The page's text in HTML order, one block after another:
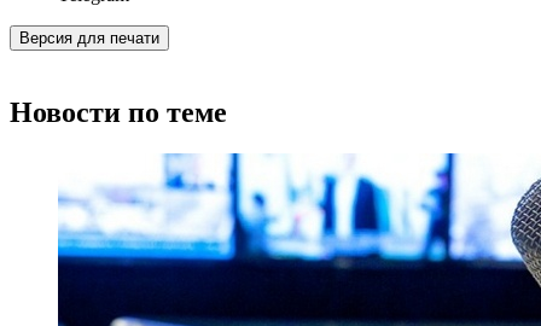
Версия для печати
Новости по теме